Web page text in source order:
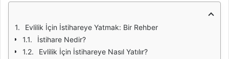
Evlilik İçin İstihareye Yatmak: Bir Rehber
İstihare Nedir?
Evlilik İçin İstihareye Nasıl Yatılır?